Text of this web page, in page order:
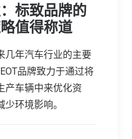
标致品牌的
值得称道
几年汽车行业的主要
品牌致力于通过将
产车辆中来优化资
环境影响。